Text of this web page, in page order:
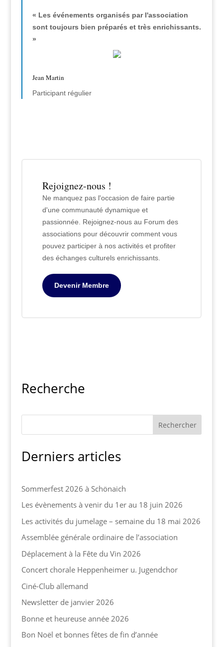
« Les événements organisés par l'association
sont toujours bien préparés et très enrichissants.
»
Jean Martin
Participant régulier
Rejoignez-nous !
Ne manquez pas l'occasion de faire partie
d'une communauté dynamique et
passionnée. Rejoignez-nous au Forum des
associations pour découvrir comment vous
pouvez participer à nos activités et profiter
des échanges culturels enrichissants.
Devenir Membre
Recherche
Derniers articles
Sommerfest 2026 à Schönaich
Les évènements à venir du 1er au 18 juin 2026
Les activités du jumelage – semaine du 18 mai 2026
Assemblée générale ordinaire de l’association
Déplacement à la Fête du Vin 2026
Concert chorale Heppenheimer u. Jugendchor
Ciné-Club allemand
Newsletter de janvier 2026
Bonne et heureuse année 2026
Bon Noël et bonnes fêtes de fin d’année